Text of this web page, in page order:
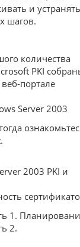
и устранять
шагов.
количества
PKI
портале
Server 2003
2003 PKI и
1.
2.